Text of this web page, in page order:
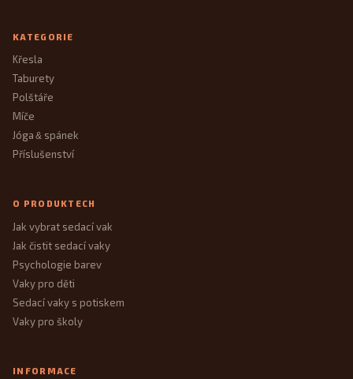
KATEGORIE
Křesla
Taburety
Polštáře
Míče
Jóga&spánek
Příslušenství
O PRODUKTECH
Jak vybrat sedací vak
Jak čistit sedací vaky
Psychologie barev
Vaky pro děti
Sedací vaky s potiskem
Vaky pro školy
INFORMACE